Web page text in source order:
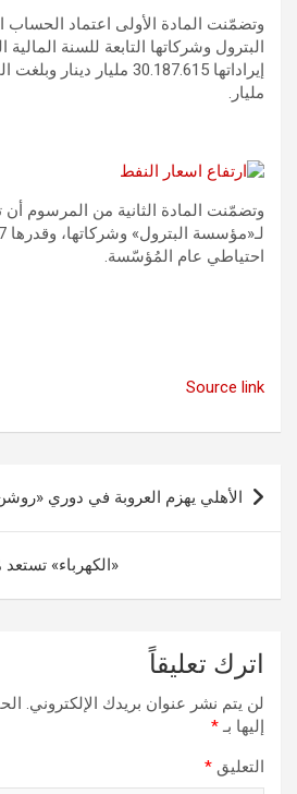
وتضمّنت المادة الأولى اعتماد
البترول وشركاتها التابعة للسنة
مليار.
وتضمّنت المادة الثانية من المرسوم أن
احتياطي عام المُؤسّسة.
Source link
تصفّح
المقالات
الأهلي يهزم العروبة في دوري
«الكهرباء»
اترك تعليقاً
لن يتم نشر عنوان بريدك الإلكتروني.
إليها بـ*
التعليق *